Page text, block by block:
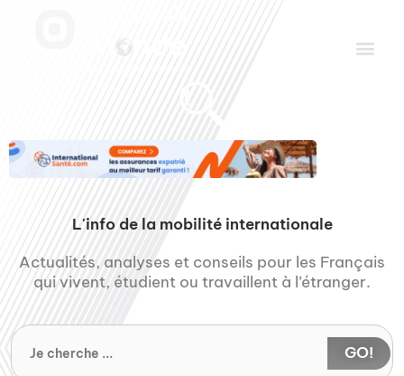
L'info de la mobilité internationale
Actualités, analyses et conseils pour les Français
qui vivent, étudient ou travaillent à l’étranger.
GO!